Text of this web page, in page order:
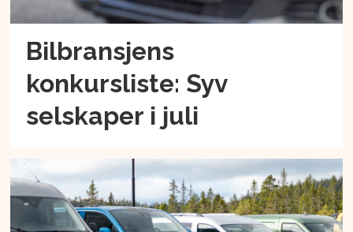
Bilbransjens
konkursliste: Syv
selskaper i juli